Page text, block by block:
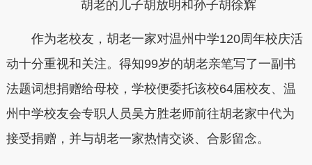
胡老的儿子胡放明和孙子胡徐辉
作为老校友，胡老一家对温州中学120周年校庆活
动十分重视和关注。得知99岁的胡老亲笔写了一副书
法题词想捐赠给母校，学校便委托该校64届校友、温
州中学校友会专职人员吴方胜老师前往胡老家中代为
接受捐赠，并与胡老一家热情交谈、合影留念。